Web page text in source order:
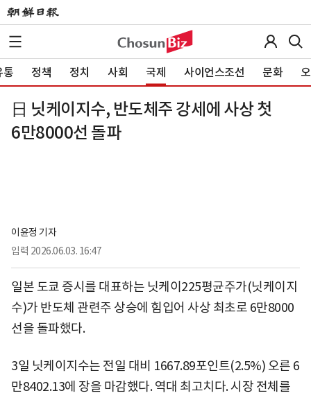
통 정책 정치 사회 국제 사이언스조선 문화
日 닛케이지수, 반도체주 강세에 사상 첫
6만8000선 돌파
이윤정 기자
입력 2026.06.03. 16:47
일본 도쿄 증시를 대표하는 닛케이225평균주가(닛케이지
수)가 반도체 관련주 상승에 힘입어 사상 최초로 6만8000
선을 돌파했다.
3일 닛케이지수는 전일 대비 1667.89포인트(2.5%) 오른 6
만8402.13에 장을 마감했다. 역대 최고치다. 시장 전체를